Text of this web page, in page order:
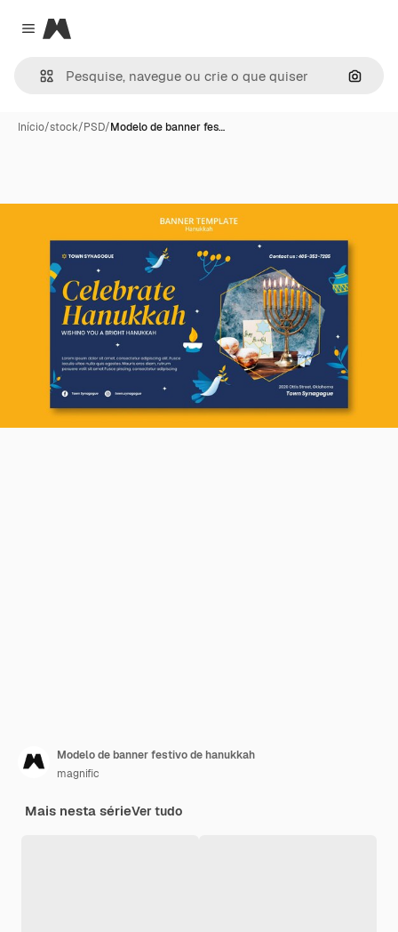
Close menu
Magnific
Início/stock/PSD/Modelo de banner fes…
Modelo de banner festivo de hanukkah
magnific
Mais nesta sérieVer tudo